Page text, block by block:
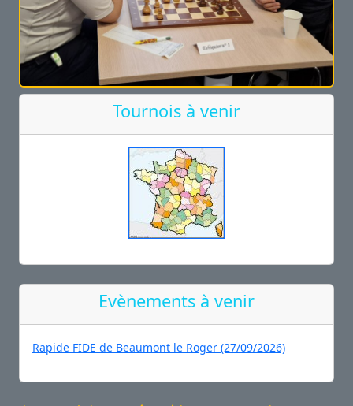
Tournois à venir
Evènements à venir
Rapide FIDE de Beaumont le Roger (27/09/2026)